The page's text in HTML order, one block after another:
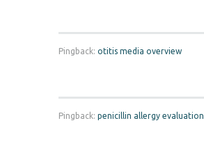
Pingback: otitis media overview
Pingback: penicillin allergy evaluation